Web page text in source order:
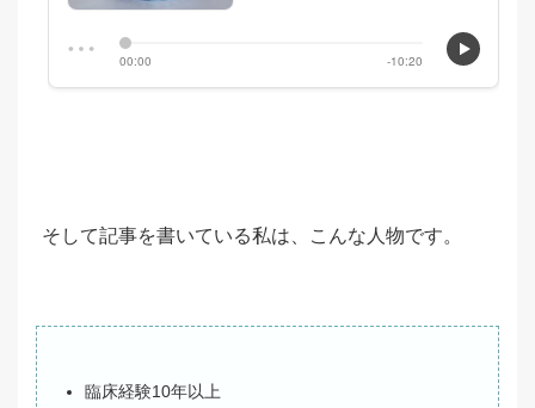
そして記事を書いている私は、こんな人物です。
臨床経験10年以上